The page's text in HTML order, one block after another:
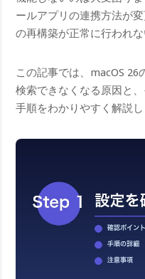
ールアプリの連携方法が
の再構築が正常に行われ
この記事では、macOS
検索できなくなる原因と
手順をわかりやすく解説し